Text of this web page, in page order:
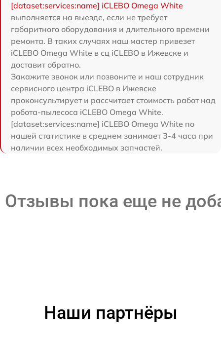
[dataset:services:name] iCLEBO Omega White
выполняется на выезде, если не требует
габаритного оборудования и длительного времени
ремонта. В таких случаях наш мастер привезет
iCLEBO Omega White в сц iCLEBO в Ижевске и
доставит обратно.
Закажите звонок или позвоните и наш сотрудник
сервисного центра iCLEBO в Ижевске
проконсультирует и рассчитает стоимость работ над
робота-пылесоса iCLEBO Omega White.
[dataset:services:name] iCLEBO Omega White по
нашей статистике в среднем занимает 3-4 часа при
наличии всех необходимых запчастей.
Отзывы пока еще не
Наши партнёры